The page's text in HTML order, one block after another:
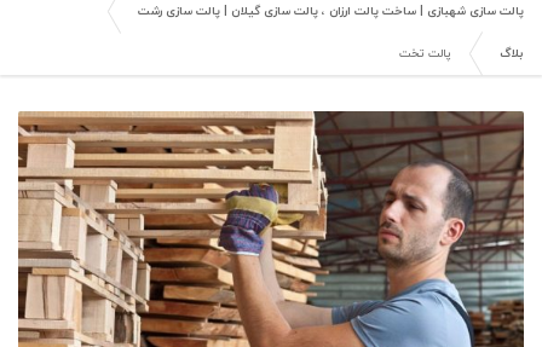
پالت سازی شهبازی | ساخت پالت ارزان ، پالت سازی گیلان | پالت سازی رشت
بلاگ پالت تخت